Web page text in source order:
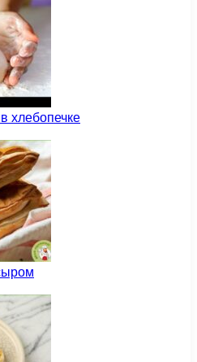
хлебопечке